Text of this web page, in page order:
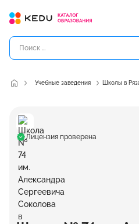
Учебные заведения Школы в
Лицензия проверена